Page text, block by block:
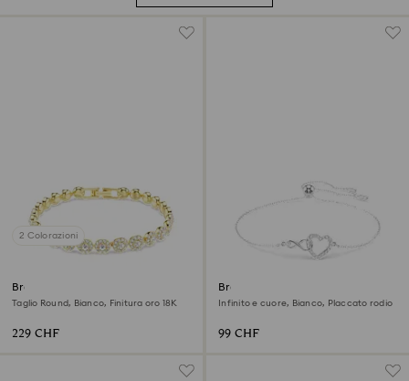
2 Colorazioni
Braccialetto Una Angelic
Taglio Round, Bianco, Finitura oro 18K
229 CHF
Braccialetto Hyperbola
Infinito e cuore, Bianco, Placcato rodio
99 CHF